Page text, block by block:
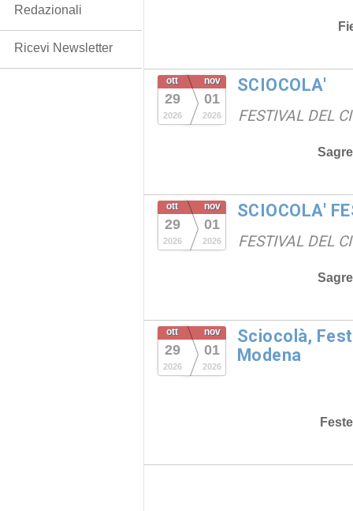
ott
29
2026
nov
01
2026
SCIOCOLA'
FESTIVAL DEL
Sagre
ott
29
2026
nov
01
2026
SCIOCOLA'
FESTIVAL DEL
Sagre
ott
29
2026
nov
01
2026
Sciocolà,
Modena
Feste
Redazionali
Ricevi Newsletter